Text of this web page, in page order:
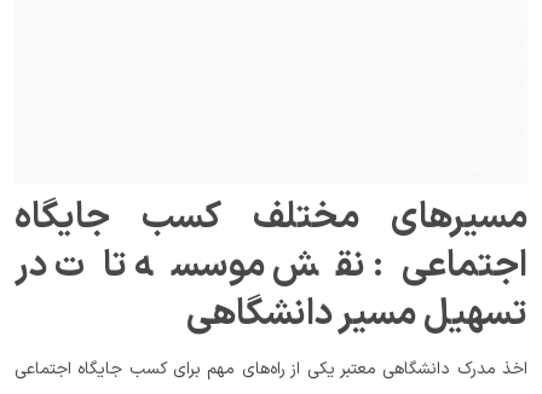
مسیرهای مختلف کسب جایگاه
اجتماعی: نقش موسسه تات در
تسهیل مسیر دانشگاهی
اخذ مدرک دانشگاهی معتبر یکی از راه‌های مهم برای کسب جایگاه اجتماعی